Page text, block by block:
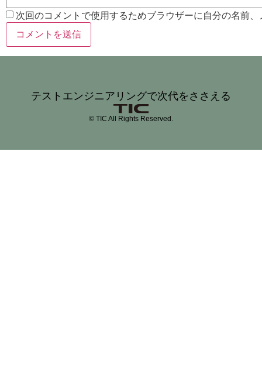
次回のコメントで使用するためブラウザーに自分の名前
テストエンジニアリングで次代をささえる
© TIC All Rights Reserved.